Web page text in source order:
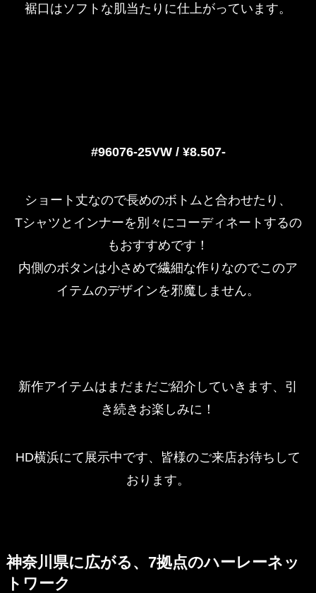
裾口はソフトな肌当たりに仕上がっています。
#96076-25VW / ¥8.507-
ショート丈なので長めのボトムと合わせたり、
Tシャツとインナーを別々にコーディネートするの
もおすすめです！
内側のボタンは小さめで繊細な作りなのでこのア
イテムのデザインを邪魔しません。
新作アイテムはまだまだご紹介していきます、引
き続きお楽しみに！
HD横浜にて展示中です、皆様のご来店お待ちして
おります。
神奈川県に広がる、7拠点のハーレーネッ
トワーク